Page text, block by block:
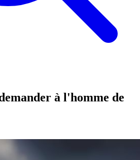
à l'homme de